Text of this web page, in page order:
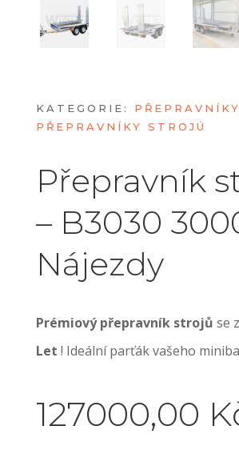
KATEGORIE: PŘEPRAVNÍKY
PŘEPRAVNÍKY STROJÚ
Přepravník
– B3030
Nájezdy
Prémiový přepravník strojů se
Let ! Ideální parťák vašeho
127000,00